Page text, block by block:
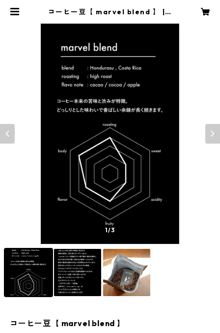
コーヒー豆【 marvel blend 】 | c
1/3
コーヒー豆【 marvel blend 】